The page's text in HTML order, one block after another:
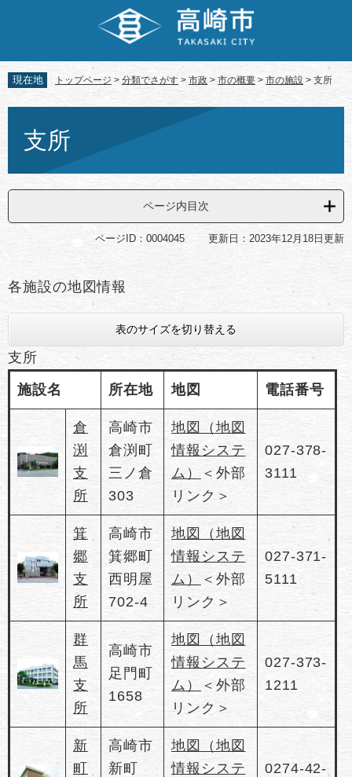
先
頭
で
を
飛
ば
文
へ
現在地 トップページ > 分類でさがす > 市政 > 市の概要 > 市の施設 > 支所
支所
ページ内目次
ページID：0004045 更新日：2023年12月18日更新
各施設の地図情報
表のサイズを切り替える
支所
施設名 所在地 地図 電話番号
倉
渕
支
所
高崎市
倉渕町
三ノ倉
303
地図（地図
情報システ
ム） ＜外部
リンク＞
027-378-
3111
箕
郷
支
所
高崎市
箕郷町
西明屋
702-4
地図（地図
情報システ
ム）
＜外部
リンク＞
027-371-
5111
群
馬
支
所
高崎市
足門町
1658
地図（地図
情報システ
ム）
＜外部
リンク＞
027-373-
1211
新
町
高崎市
新町
地図（地図
情報システ
0274-42-